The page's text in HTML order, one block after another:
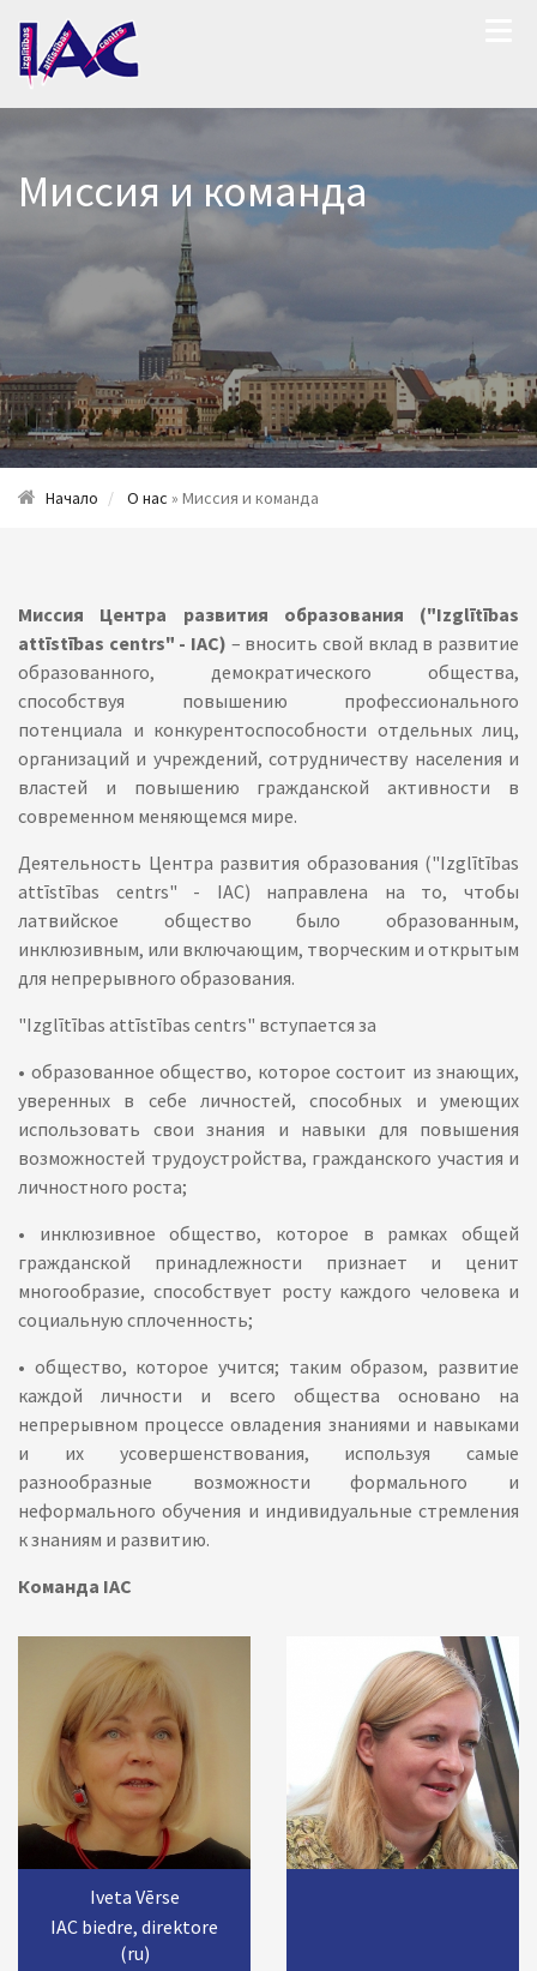
Миссия и команда
Начало О нас » Миссия и команда
Миссия Центра развития образования ("Izglītības
attīstības centrs" - IAC) – вносить свой вклад в развитие
образованного, демократического общества,
способствуя повышению профессионального
потенциала и конкурентоспособности отдельных лиц,
организаций и учреждений, сотрудничеству населения и
властей и повышению гражданской активности в
современном меняющемся мире.
Деятельность Центра развития образования ("Izglītības
attīstības centrs" - IAC) направлена на то, чтобы
латвийское общество было образованным,
инклюзивным, или включающим, творческим и открытым
для непрерывного образования.
"Izglītības attīstības centrs" вступается за
• образованное общество, которое состоит из знающих,
уверенных в себе личностей, способных и умеющих
использовать свои знания и навыки для повышения
возможностей трудоустройства, гражданского участия и
личностного роста;
• инклюзивное общество, которое в рамках общей
гражданской принадлежности признает и ценит
многообразие, способствует росту каждого человека и
социальную сплоченность;
• общество, которое учится; таким образом, развитие
каждой личности и всего общества основано на
непрерывном процессе овладения знаниями и навыками
и их усовершенствования, используя самые
разнообразные возможности формального и
неформального обучения и индивидуальные стремления
к знаниям и развитию.
Команда IAC
Iveta Vērse
IAC biedre, direktore
(ru)